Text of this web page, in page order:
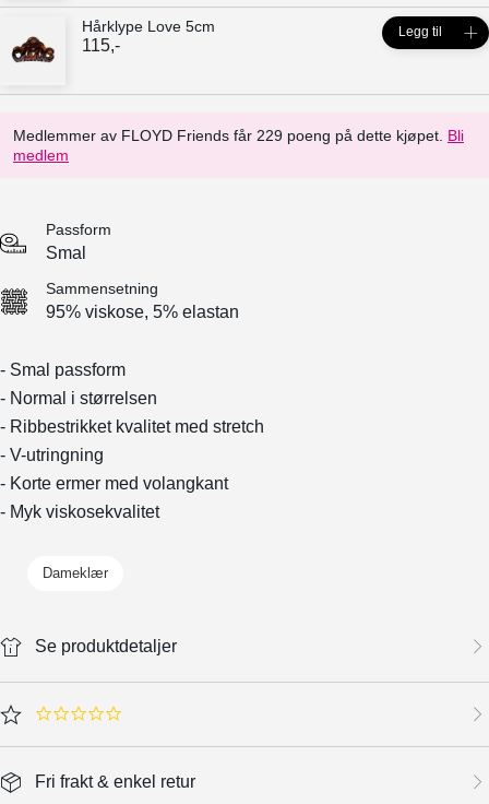
Medlemmer av FLOYD Friends får 229 poeng på dette kjøpet. Bli
medlem
Hårklype Love 5cm
115,-
Legg til
Passform
Smal
Sammensetning
95% viskose, 5% elastan
- Smal passform
- Normal i størrelsen
- Ribbestrikket kvalitet med stretch
- V-utringning
- Korte ermer med volangkant
- Myk viskosekvalitet
Dameklær
Se produktdetaljer
0.0 star rating
Fri frakt & enkel retur